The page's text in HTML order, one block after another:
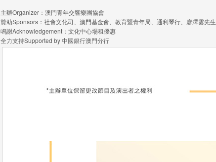
主辦Organizer：澳門青年交響樂團協會
贊助Sponsors：社會文化司、澳門基金會、教育暨青年局、通利琴行、廖澤雲先生
鳴謝Acknowledgement：文化中心場租優惠
全力支持Supported by 中國銀行澳門分行